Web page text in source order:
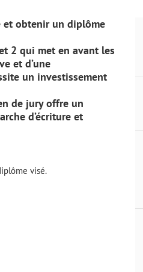
et obtenir un diplôme
2 qui met en avant les
et d’une
un investissement
de jury offre un
d’écriture et
visé.